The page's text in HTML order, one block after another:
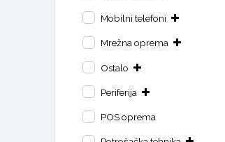
Mobilni telefoni
Mrežna oprema
Ostalo
Periferija
POS oprema